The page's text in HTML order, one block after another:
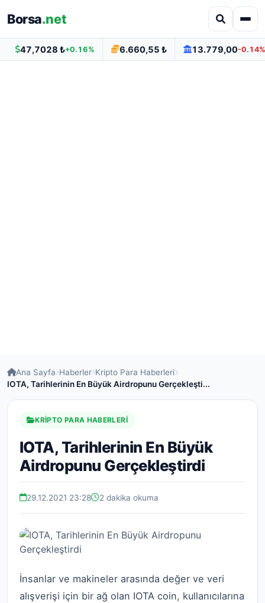
Borsa.net
47,7028 ₺+0.16% 6.660,55 ₺ 13.779,00-0.14%
Ana Sayfa Haberler Kripto Para Haberleri
IOTA, Tarihlerinin En Büyük Airdropunu Gerçekleşti...
KRIPTO PARA HABERLERI
IOTA, Tarihlerinin En Büyük
Airdropunu Gerçekleştirdi
29.12.2021 23:28 2 dakika okuma
İnsanlar ve makineler arasında değer ve veri
alışverişi için bir ağ olan IOTA coin, kullanıcılarına